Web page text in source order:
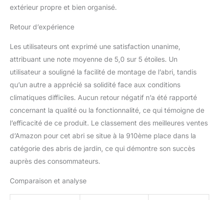
pénétrer, tout en offrant
★BONNE
d’extension dispose de 2
évents et d’une fenêtre
sur le côté pour une
bonne ventilation à
seront pas mouillés,
moisis ou malodorants
lorsqu’ils sont placés
dans l'abri pendant une
extérieur propre et bien organisé.
Retour d’expérience
Les utilisateurs ont exprimé une satisfaction unanime,
attribuant une note moyenne de 5,0 sur 5 étoiles. Un
utilisateur a souligné la facilité de montage de l’abri, tandis
qu’un autre a apprécié sa solidité face aux conditions
climatiques difficiles. Aucun retour négatif n’a été rapporté
concernant la qualité ou la fonctionnalité, ce qui témoigne de
l’efficacité de ce produit. Le classement des meilleures ventes
d’Amazon pour cet abri se situe à la 910ème place dans la
catégorie des abris de jardin, ce qui démontre son succès
auprès des consommateurs.
Comparaison et analyse